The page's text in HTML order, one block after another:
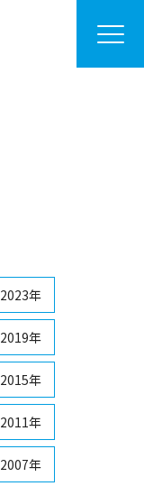
2023年
2019年
2015年
2011年
2007年